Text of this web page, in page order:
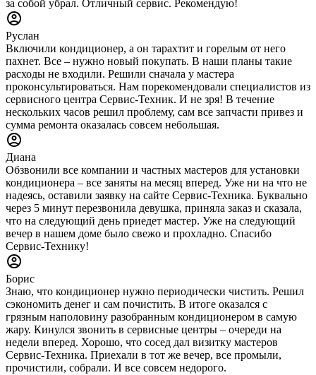
за собой убрал. Отличный сервис. Рекомендую!
Руслан
Включили кондиционер, а он тарахтит и горелым от него
пахнет. Все – нужно новый покупать. В наши планы такие
расходы не входили. Решили сначала у мастера
проконсультироваться. Нам порекомендовали специалистов из
сервисного центра Сервис-Техник. И не зря! В течение
нескольких часов решил проблему, сам все запчасти привез и
сумма ремонта оказалась совсем небольшая.
Диана
Обзвонили все компании и частных мастеров для установки
кондиционера – все заняты на месяц вперед. Уже ни на что не
надеясь, оставили заявку на сайте Сервис-Техника. Буквально
через 5 минут перезвонила девушка, приняла заказ и сказала,
что на следующий день приедет мастер. Уже на следующий
вечер в нашем доме было свежо и прохладно. Спасибо
Сервис-Технику!
Борис
Знаю, что кондиционер нужно периодически чистить. Решил
сэкономить денег и сам почистить. В итоге оказался с
грязным наполовину разобранным кондиционером в самую
жару. Кинулся звонить в сервисные центры – очереди на
недели вперед. Хорошо, что сосед дал визитку мастеров
Сервис-Техника. Приехали в тот же вечер, все промыли,
прочистили, собрали. И все совсем недорого.